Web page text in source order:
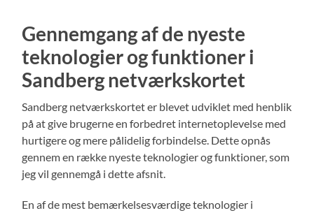
Gennemgang af de nyeste
teknologier og funktioner i
Sandberg netværkskortet
Sandberg netværkskortet er blevet udviklet med henblik
på at give brugerne en forbedret internetoplevelse med
hurtigere og mere pålidelig forbindelse. Dette opnås
gennem en række nyeste teknologier og funktioner, som
jeg vil gennemgå i dette afsnit.
En af de mest bemærkelsesværdige teknologier i